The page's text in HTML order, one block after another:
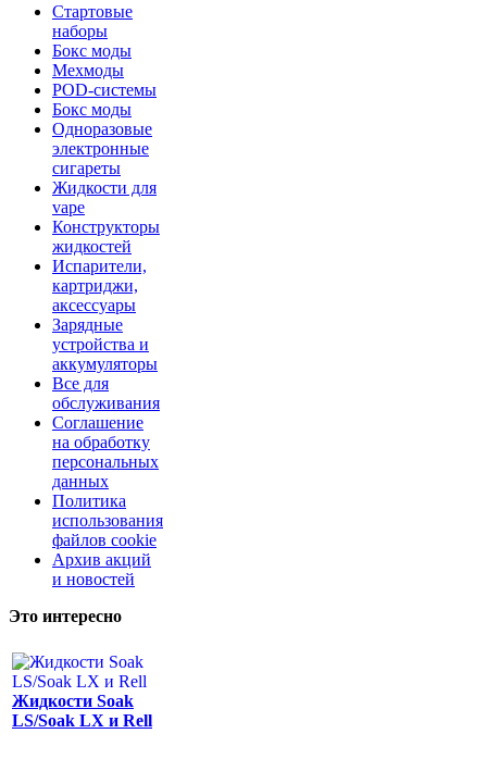
Стартовые
наборы
Бокс моды
Мехмоды
POD-системы
Бокс моды
Одноразовые
электронные
сигареты
Жидкости для
vape
Конструкторы
жидкостей
Испарители,
картриджи,
аксессуары
Зарядные
устройства и
аккумуляторы
Все для
обслуживания
Соглашение
на обработку
персональных
данных
Политика
использования
файлов cookie
Архив акций
и новостей
Это интересно
Жидкости Soak
LS/Soak LX и Rell